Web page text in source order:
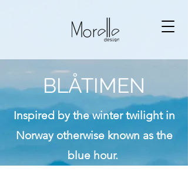
BLÅTIMEN
Inspired by the winter twilight in
Norway otherwise known as the
blue hour.